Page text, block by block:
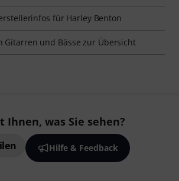
für Harley Benton
Gitarren und Bässe zur Übersicht
Ihnen, was Sie sehen?
Hilfe & Feedback